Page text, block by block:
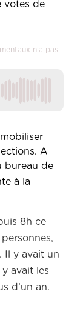
votes de
n'a pas
A
bureau de
à la
8h ce
Il y avait un
avait les
d’un an.